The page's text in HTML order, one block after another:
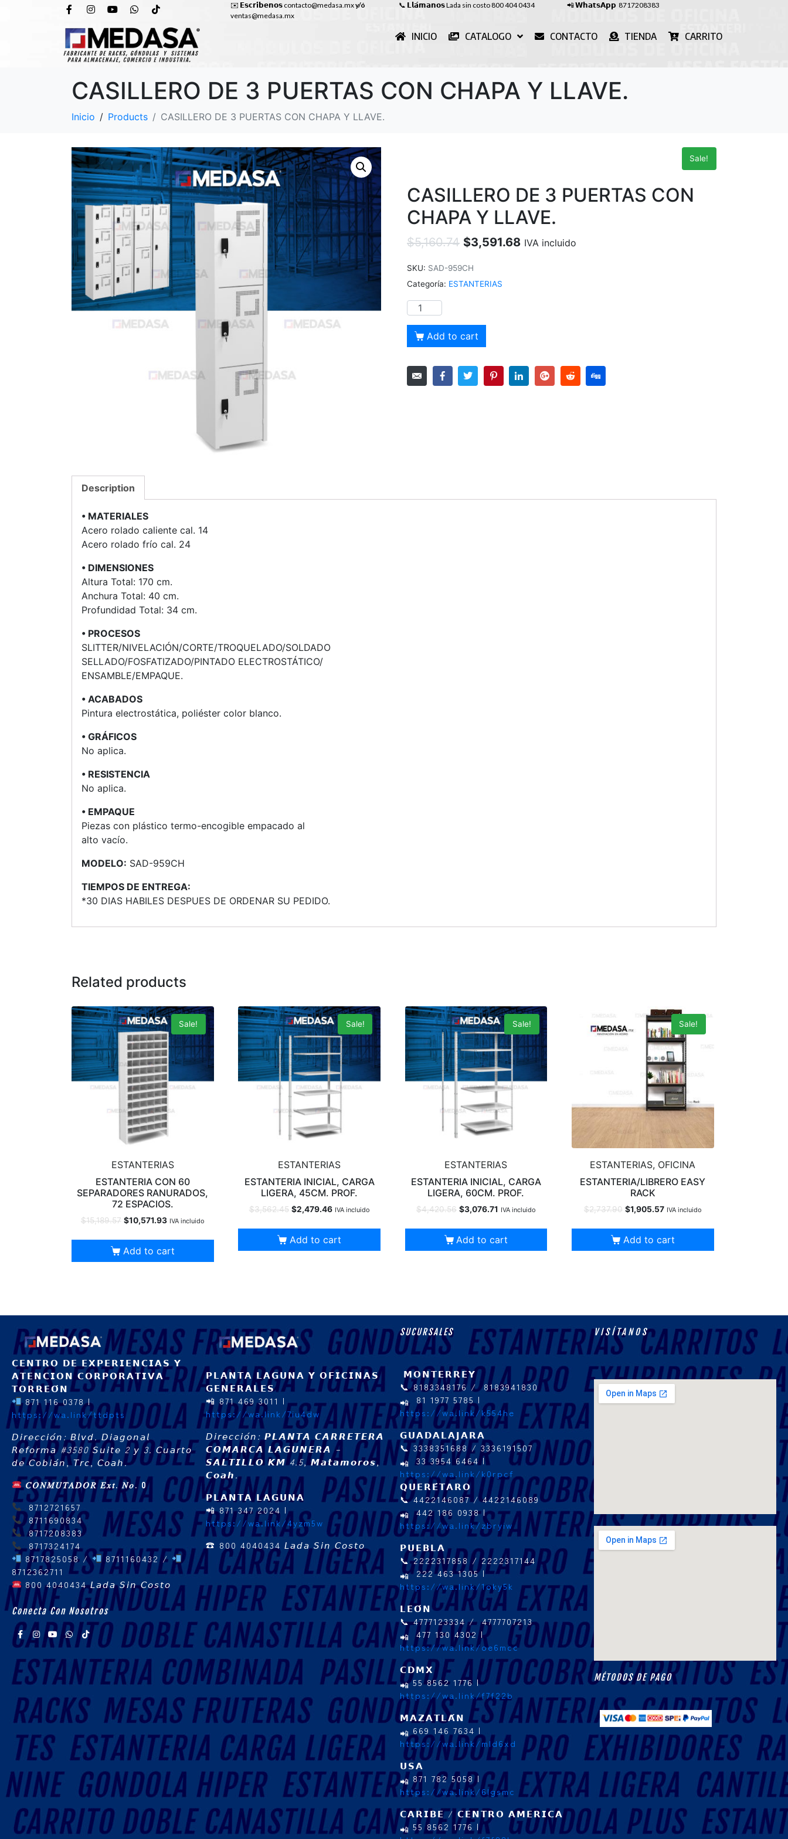
✉️ 𝗘𝘀𝗰𝗿𝗶́𝗯𝗲𝗻𝗼𝘀 contacto@medasa.mxy/ó
ventas@medasa.mx
📞 𝗟𝗹𝗮́𝗺𝗮𝗻𝗼𝘀Lada sin costo 800 404 0434 📲𝗪𝗵𝗮𝘁𝘀𝗔𝗽𝗽 8717208383
INICIO CATALOGO CONTACTO TIENDA CARRITO
CASILLERO DE 3 PUERTAS CON CHAPA Y LLAVE.
Inicio Products CASILLERO DE 3 PUERTAS CON CHAPA Y LLAVE.
Sale!
CASILLERO DE 3 PUERTAS CON
CHAPA Y LLAVE.
$5,160.74 $3,591.68 IVA incluido
SKU: SAD-959CH
Categoría: ESTANTERIAS
Add to cart
Description
• MATERIALES
Acero rolado caliente cal. 14
Acero rolado frío cal. 24
• DIMENSIONES
Altura Total: 170 cm.
Anchura Total: 40 cm.
Profundidad Total: 34 cm.
• PROCESOS
SLITTER/NIVELACIÓN/CORTE/TROQUELADO/SOLDADO
SELLADO/FOSFATIZADO/PINTADO ELECTROSTÁTICO/
ENSAMBLE/EMPAQUE.
• ACABADOS
Pintura electrostática, poliéster color blanco.
• GRÁFICOS
No aplica.
• RESISTENCIA
No aplica.
• EMPAQUE
Piezas con plástico termo-encogible empacado al
alto vacío.
MODELO: SAD-959CH
TIEMPOS DE ENTREGA:
*30 DIAS HABILES DESPUES DE ORDENAR SU PEDIDO.
Related products
Sale!
ESTANTERIAS
ESTANTERIA CON 60
SEPARADORES RANURADOS,
72 ESPACIOS.
$15,189.57 $10,571.93 IVA incluido
Add to cart
Sale!
ESTANTERIAS
ESTANTERIA INICIAL, CARGA
LIGERA, 45CM. PROF.
$3,562.45 $2,479.46 IVA incluido
Add to cart
Sale!
ESTANTERIAS
ESTANTERIA INICIAL, CARGA
LIGERA, 60CM. PROF.
$4,420.56 $3,076.71 IVA incluido
Add to cart
Sale!
ESTANTERIAS, OFICINA
ESTANTERIA/LIBRERO EASY
RACK
$2,737.90 $1,905.57 IVA incluido
Add to cart
𝗖𝗘𝗡𝗧𝗥𝗢 𝗗𝗘 𝗘𝗫𝗣𝗘𝗥𝗜𝗘𝗡𝗖𝗜𝗔𝗦 𝗬
𝗔𝗧𝗘𝗡𝗖𝗜𝗢𝗡 𝗖𝗢𝗥𝗣𝗢𝗥𝗔𝗧𝗜𝗩𝗔
𝗧𝗢𝗥𝗥𝗘𝗢́𝗡
871 116 0378 |
https://wa.link/ttdpts
𝘋𝘪𝘳𝘦𝘤𝘤𝘪𝘰́𝘯: 𝘉𝘭𝘷𝘥. 𝘋𝘪𝘢𝘨𝘰𝘯𝘢𝘭
𝘙𝘦𝘧𝘰𝘳𝘮𝘢 #3580 𝘚𝘶𝘪𝘵𝘦 2 𝘺 3. 𝘊𝘶𝘢𝘳𝘵𝘰
𝘥𝘦 𝘊𝘰𝘣𝘪𝘢́𝘯, 𝘛𝘳𝘤, 𝘊𝘰𝘢𝘩.
𝐶𝑂𝑁𝑀𝑈𝑇𝐴𝐷𝑂𝑅 𝐸𝑥𝑡. 𝑁𝑜. 0
8712721657
8711690834
8717208383
8717324174
8717825058 /
8711160432 /
8712362711
800 4040434𝘓𝘢𝘥𝘢 𝘚𝘪𝘯 𝘊𝘰𝘴𝘵𝘰
Conecta Con Nosotros
𝗣𝗟𝗔𝗡𝗧𝗔 𝗟𝗔𝗚𝗨𝗡𝗔 𝗬 𝗢𝗙𝗜𝗖𝗜𝗡𝗔𝗦
𝗚𝗘𝗡𝗘𝗥𝗔𝗟𝗘𝗦
📲 871 469 3011 |
https://wa.link/7iu4dw
𝘋𝘪𝘳𝘦𝘤𝘤𝘪𝘰́𝘯: 𝙋𝙇𝘼𝙉𝙏𝘼 𝘾𝘼𝙍𝙍𝙀𝙏𝙀𝙍𝘼
𝘾𝙊𝙈𝘼𝙍𝘾𝘼 𝙇𝘼𝙂𝙐𝙉𝙀𝙍𝘼 –
𝙎𝘼𝙇𝙏𝙄𝙇𝙇𝙊 𝙆𝙈 4.5, 𝙈𝙖𝙩𝙖𝙢𝙤𝙧𝙤𝙨,
𝘾𝙤𝙖𝙝.
𝗣𝗟𝗔𝗡𝗧𝗔 𝗟𝗔𝗚𝗨𝗡𝗔
📲 871 347 2024 |
https://wa.link/4yzm5w
☎ 800 4040434 𝘓𝘢𝘥𝘢 𝘚𝘪𝘯 𝘊𝘰𝘴𝘵𝘰
SUCURSALES
𝗠𝗢𝗡𝗧𝗘𝗥𝗥𝗘𝗬
📞 8183348176 / 8183941830
81 1977 5785 |
https://wa.link/k554he
𝗚𝗨𝗔𝗗𝗔𝗟𝗔𝗝𝗔𝗥𝗔
📞 3338351688 / 3336191507
33 3954 6464 |
https://wa.link/k0rpcf
𝗤𝗨𝗘𝗥𝗘́𝗧𝗔𝗥𝗢
📞 4422146087 / 4422146089
442 186 0938 |
https://wa.link/zbryiw
𝗣𝗨𝗘𝗕𝗟𝗔
📞 2222317858 / 2222317144
222 463 1305 |
https://wa.link/1oky5k
𝗟𝗘𝗢́𝗡
📞 4777123334 / 4777707213
477 130 4302 |
https://wa.link/oe6mcc
𝗖𝗗𝗠𝗫
55 8562 1776 |
https://wa.link/f7f22b
𝗠𝗔𝗭𝗔𝗧𝗟𝗔́𝗡
669 146 7634 |
https://wa.link/mld6xd
𝗨𝗦𝗔
871 782 5058 |
https://wa.link/6lgsmc
𝗖𝗔𝗥𝗜𝗕𝗘 / 𝗖𝗘𝗡𝗧𝗥𝗢 𝗔𝗠𝗘𝗥𝗜𝗖𝗔
55 8562 1776 |
VISÍTANOS
MÉTODOS DE PAGO